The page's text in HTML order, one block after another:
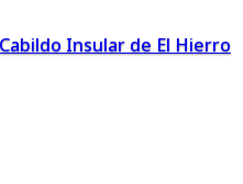
Cabildo Insular de El Hierro